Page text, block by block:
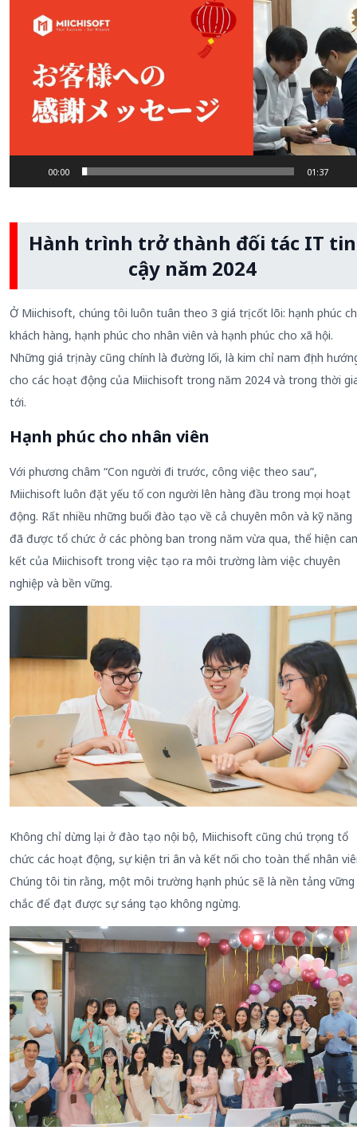
Player
00:00 01:37
Hành trình trở thành đối tác IT tin
cậy năm 2024
Ở Miichisoft, chúng tôi luôn tuân theo 3 giá trị cốt lõi: hạnh phúc
khách hàng, hạnh phúc cho nhân viên và hạnh phúc cho xã hội.
Những giá trị này cũng chính là đường lối, là kim chỉ nam định
cho các hoạt động của Miichisoft trong năm 2024 và trong thời
tới.
Hạnh phúc cho nhân viên
Với phương châm “Con người đi trước, công việc theo sau”,
Miichisoft luôn đặt yếu tố con người lên hàng đầu trong mọi hoạt
động. Rất nhiều những buổi đào tạo về cả chuyên môn và kỹ năng
đã được tổ chức ở các phòng ban trong năm vừa qua, thể hiện
kết của Miichisoft trong việc tạo ra môi trường làm việc chuyên
nghiệp và bền vững.
Không chỉ dừng lại ở đào tạo nội bộ, Miichisoft cũng chú trọng tổ
chức các hoạt động, sự kiện tri ân và kết nối cho toàn thể nhân
Chúng tôi tin rằng, một môi trường hạnh phúc sẽ là nền tảng vững
chắc để đạt được sự sáng tạo không ngừng.